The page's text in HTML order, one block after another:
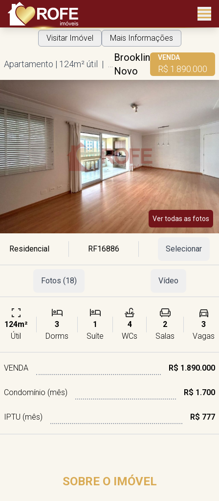
Brooklin
Novo
VENDA
R$ 1.890.000
Visitar Imóvel Mais Informações
Ver todas as fotos
Residencial RF16886 Selecionar
Fotos (18) Vídeo
124m²
Útil
3
Dorms
1
Suíte
4
WCs
2
Salas
3
Vagas
VENDA R$ 1.890.000
Condomínio (mês) R$ 1.700
IPTU (mês) R$ 777
SOBRE O IMÓVEL